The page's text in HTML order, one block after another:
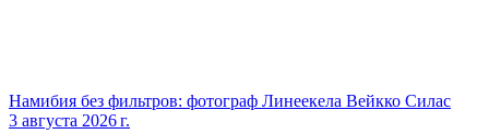
Намибия без фильтров: фотограф Линеекела Вейкко Силас
3 августа 2026 г.